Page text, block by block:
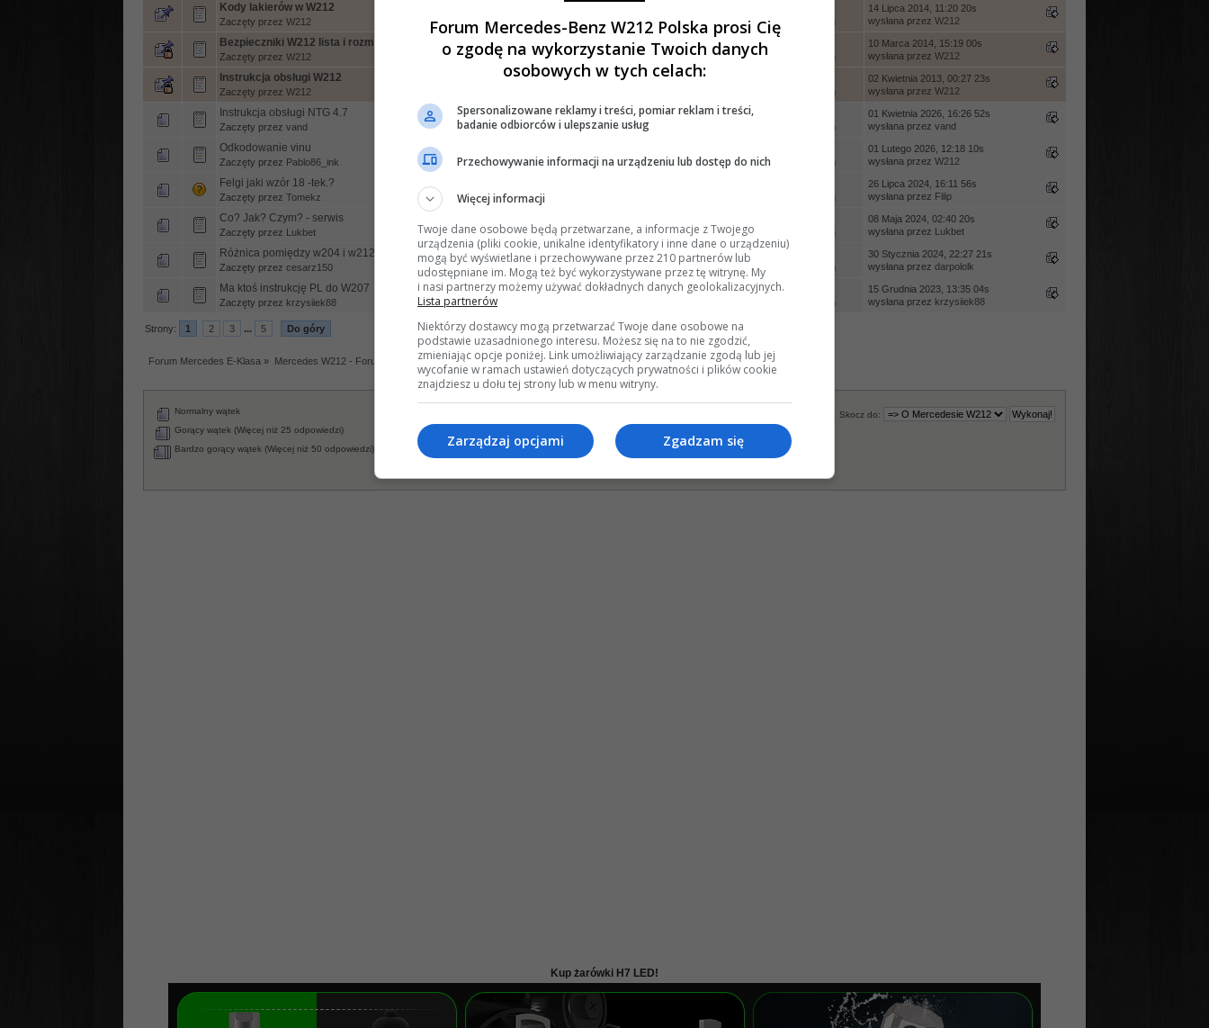
Kody lakierów w W212
Zaczęty przez W212
60488 Wyświetleń
14 Lipca 2014, 11:20 20s
wysłana przez W212
Bezpieczniki W212 lista i rozmieszczenie
Zaczęty przez W212
76852 Wyświetleń
10 Marca 2014, 15:19 00s
wysłana przez W212
Instrukcja obsługi W212
Zaczęty przez W212
79943 Wyświetleń
02 Kwietnia 2013, 00:27 23s
wysłana przez W212
Instrukcja obsługi NTG 4.7
Zaczęty przez vand
24900 Wyświetleń
01 Kwietnia 2026, 16:26 52s
wysłana przez vand
Odkodowanie vinu
Zaczęty przez Pablo86_ink
71629 Wyświetleń
01 Lutego 2026, 12:18 10s
wysłana przez W212
Felgi jaki wzór 18 -tek.?
Zaczęty przez Tomekz
47519 Wyświetleń
26 Lipca 2024, 16:11 56s
wysłana przez Filip
Co? Jak? Czym? - serwis
Zaczęty przez Lukbet
37746 Wyświetleń
08 Maja 2024, 02:40 20s
wysłana przez
Lukbet
Różnica pomiędzy w204 i w212
Zaczęty przez cesarz150
45763 Wyświetleń
30 Stycznia 2024, 22:27 21s
wysłana przez darpololk
Ma ktoś instrukcję PL do W207
Zaczęty przez krzysiiek88
0 Odpowiedzi
28518 Wyświetleń
15 Grudnia 2023, 13:35 04s
wysłana przez krzysiiek88
Strony: 1 2 3 ... 5 Do góry
Forum Mercedes E-Klasa » Mercedes W212 - Forum techniczne» O Mercedesie W212
Skocz do:
Normalny wątek
Gorący wątek (Więcej niż 25 odpowiedzi)
Bardzo gorący wątek (Więcej niż 50 odpowiedzi)
Wątek przyklejony
Ankieta
Kup żarówki H7 LED!
Forum Mercedes-Benz W212 Polska prosi Cię
o zgodę na wykorzystanie Twoich danych
osobowych w tych celach:
Spersonalizowane reklamy i treści, pomiar reklam i treści,
badanie odbiorców i ulepszanie usług
Przechowywanie informacji na urządzeniu lub dostęp do nich
Więcej informacji
Twoje dane osobowe będą przetwarzane, a informacje z Twojego
urządzenia (pliki cookie, unikalne identyfikatory i inne dane o urządzeniu)
mogą być wyświetlane i przechowywane przez 210 partnerów lub
udostępniane im. Mogą też być wykorzystywane przez tę witrynę. My
i nasi partnerzy możemy używać dokładnych danych geolokalizacyjnych.
Lista partnerów
Niektórzy dostawcy mogą przetwarzać Twoje dane osobowe na
podstawie uzasadnionego interesu. Możesz się na to nie zgodzić,
zmieniając opcje poniżej. Link umożliwiający zarządzanie zgodą lub jej
wycofanie w ramach ustawień dotyczących prywatności i plików cookie
znajdziesz u dołu tej strony lub w menu witryny.
Zgadzam się
Zarządzaj opcjami